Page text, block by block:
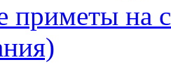
приметы на